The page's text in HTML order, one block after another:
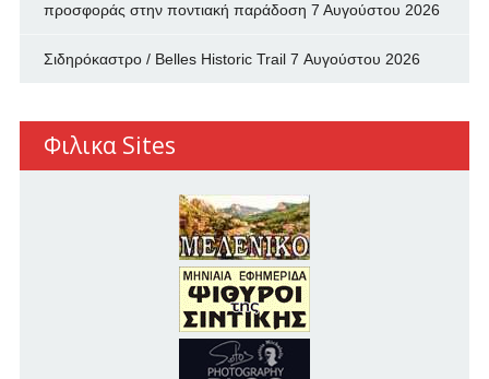
προσφοράς στην ποντιακή παράδοση 7 Αυγούστου 2026
Σιδηρόκαστρο / Belles Historic Trail 7 Αυγούστου 2026
Φιλικα Sites